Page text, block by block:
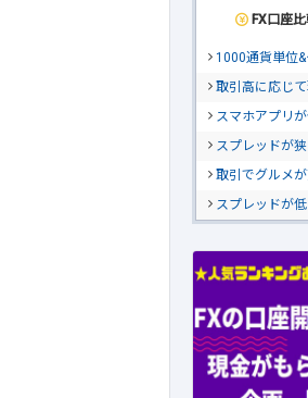
FX口座
1000通貨単位
取引高に応じ
スマホアプリ
スプレッドが
取引でグルメ
スプレッドが